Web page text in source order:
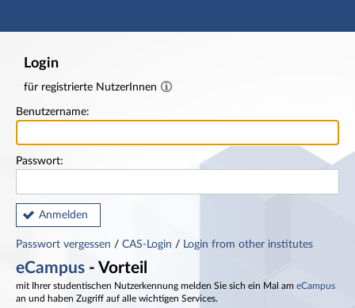
Hauptnavigation
Login
für registrierte NutzerInnen
Benutzername:
Passwort:
Anmelden
Passwort vergessen / CAS-Login / Login from other institutes
eCampus - Vorteil
mit Ihrer studentischen Nutzerkennung melden Sie sich ein Mal am eCampus
an und haben Zugriff auf alle wichtigen Services.